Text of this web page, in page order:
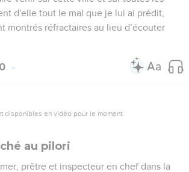
d'elle tout le mal que je lui ai prédit,
montrés réfractaires au lieu d’écouter
disponibles en vidéo pour le moment.
au pilori
prêtre et inspecteur en chef dans la